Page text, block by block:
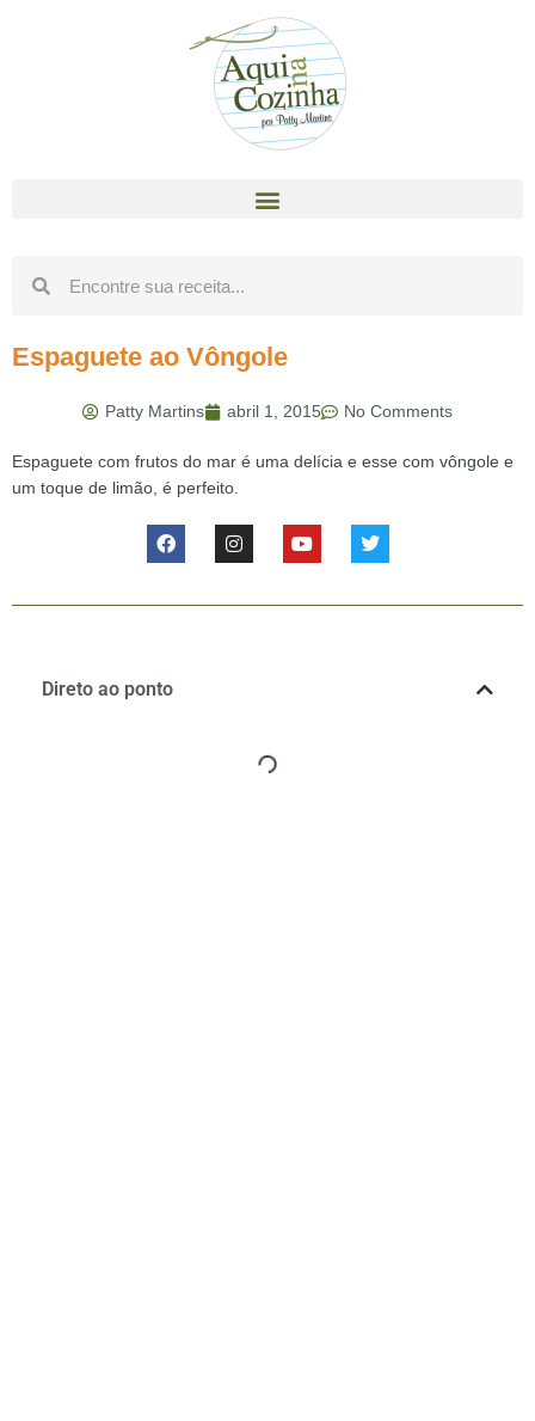
Espaguete ao Vôngole
Patty Martins abril 1, 2015 No Comments
Espaguete com frutos do mar é uma delícia e esse com vôngole e
um toque de limão, é perfeito.
Direto ao ponto